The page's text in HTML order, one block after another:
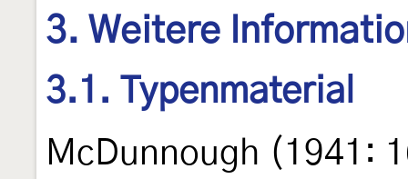
3. Weitere
3.1. Typenmaterial
McDunnough (1941: